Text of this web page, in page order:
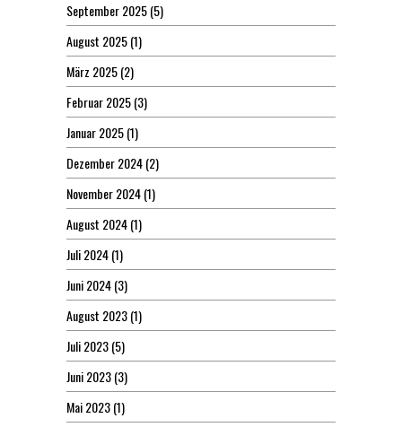
September 2025(5)
August 2025(1)
März 2025(2)
Februar 2025(3)
Januar 2025(1)
Dezember 2024(2)
November 2024(1)
August 2024(1)
Juli 2024(1)
Juni 2024(3)
August 2023(1)
Juli 2023(5)
Juni 2023(3)
Mai 2023(1)